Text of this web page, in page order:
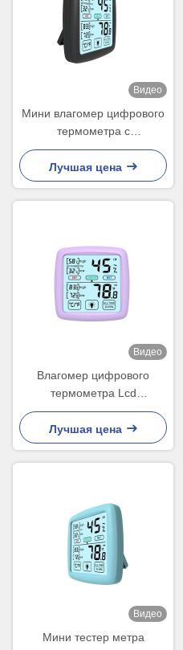
Видео
Мини влагомер цифрового
термометра с
минимальной
максимальной памятью
Lcd влагомера
Лучшая цена
Видео
Влагомер цифрового
термометра Lcd
небольшой для датчика
влажности хьюмидоров
сигары крытого
Лучшая цена
Видео
Мини тестер метра